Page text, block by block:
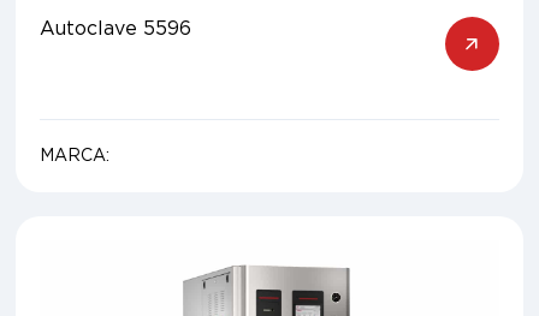
Autoclave 5596
MARCA: